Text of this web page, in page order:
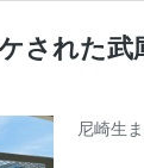
された武
尼崎生